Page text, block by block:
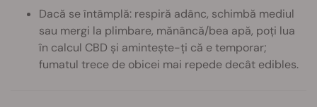
Dacă se întâmplă: respiră adânc, schimbă mediul
sau mergi la plimbare, mănâncă/bea apă, poți lua
în calcul CBD și amintește-ți că e temporar;
fumatul trece de obicei mai repede decât edibles.